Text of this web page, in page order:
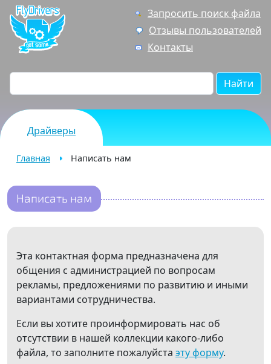
Запросить поиск файла
Отзывы пользователей
Контакты
Найти
Драйверы
Главная Написать нам
Написать нам
Эта контактная форма предназначена для
общения с администрацией по вопросам
рекламы, предложениями по развитию и иными
вариантами сотрудничества.
Если вы хотите проинформировать нас об
отсутствии в нашей коллекции какого-либо
файла, то заполните пожалуйста эту форму.